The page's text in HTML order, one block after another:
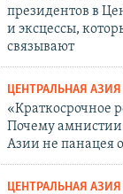
президентов в
и эксцессы,
связывают
ЦЕНТРАЛЬНАЯ АЗИЯ
«Краткосрочное
Почему
Азии не панацея
ЦЕНТРАЛЬНАЯ АЗИЯ